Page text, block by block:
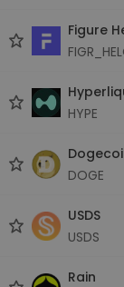
Figure
HYPE
DOGE
USDS
USDS
Rain